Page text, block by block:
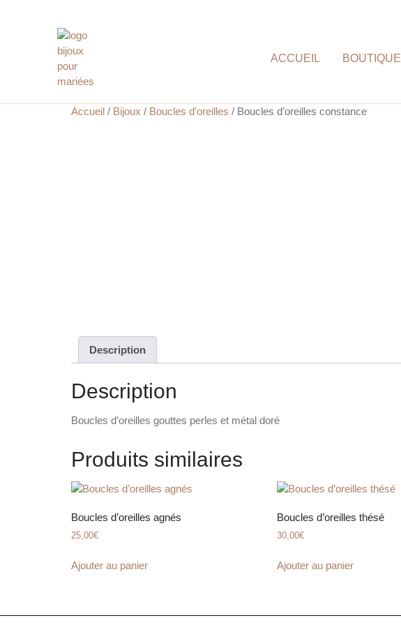
ACCUEIL BOUTIQUE
Accueil / Bijoux / Boucles d'oreilles / Boucles d’oreilles constance
Description
Description
Boucles d’oreilles gouttes perles et métal doré
Produits similaires
Boucles d’oreilles agnés
25,00€
Ajouter au panier
Boucles d’oreilles thésé
30,00€
Ajouter au panier